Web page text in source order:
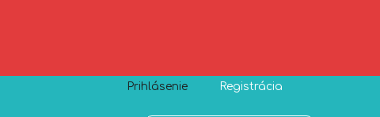
Zásady používania súborov cookies O nás
Prihlásenie Registrácia